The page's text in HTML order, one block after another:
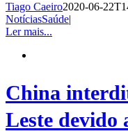
Tiago Caeiro2020-06-
NotíciasSaúde|
Ler mais...
China
Leste devido